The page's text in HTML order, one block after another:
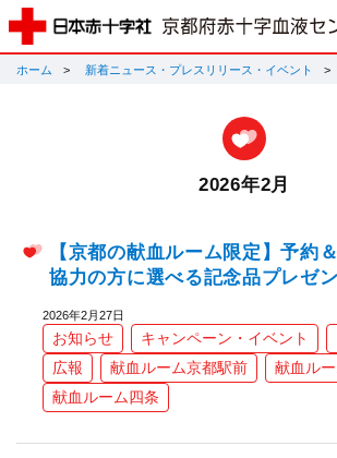
ホーム 新着ニュース・プレスリリース・イベント
2026年2月
【京都の献血ルーム限定】予約
協力の方に選べる記念品プレゼン
2026年2月27日
お知らせ キャンペーン・イベント
広報
献血ルーム京都駅前
献血ル
献血ルーム四条